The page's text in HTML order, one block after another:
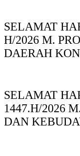
SELAMAT
H/2026 M.
DAERAH
SELAMAT
1447.H/2026
DAN